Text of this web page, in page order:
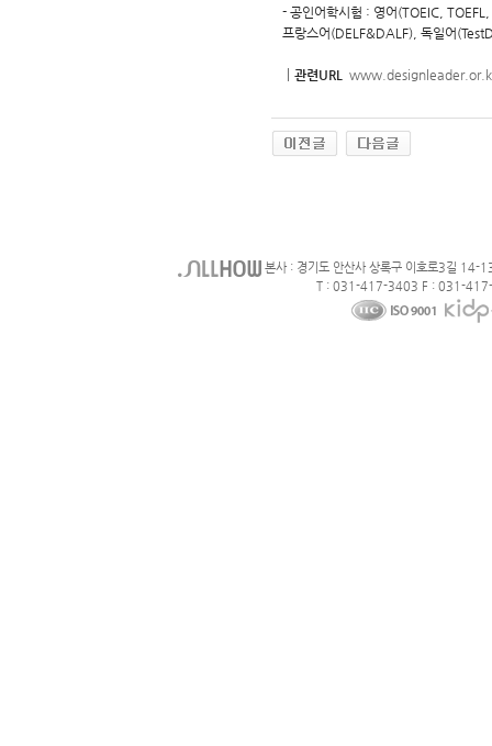
- 공인어학시험 : 영어(TOEIC,
프랑스어(DELF&DALF), 독일어
┃관련URL
본사 : 경기도 안산사 상록구 이호로3길 14-
T : 031-417-3403 F : 031-